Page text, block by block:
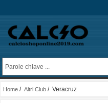
Home / Altri Club / Veracruz